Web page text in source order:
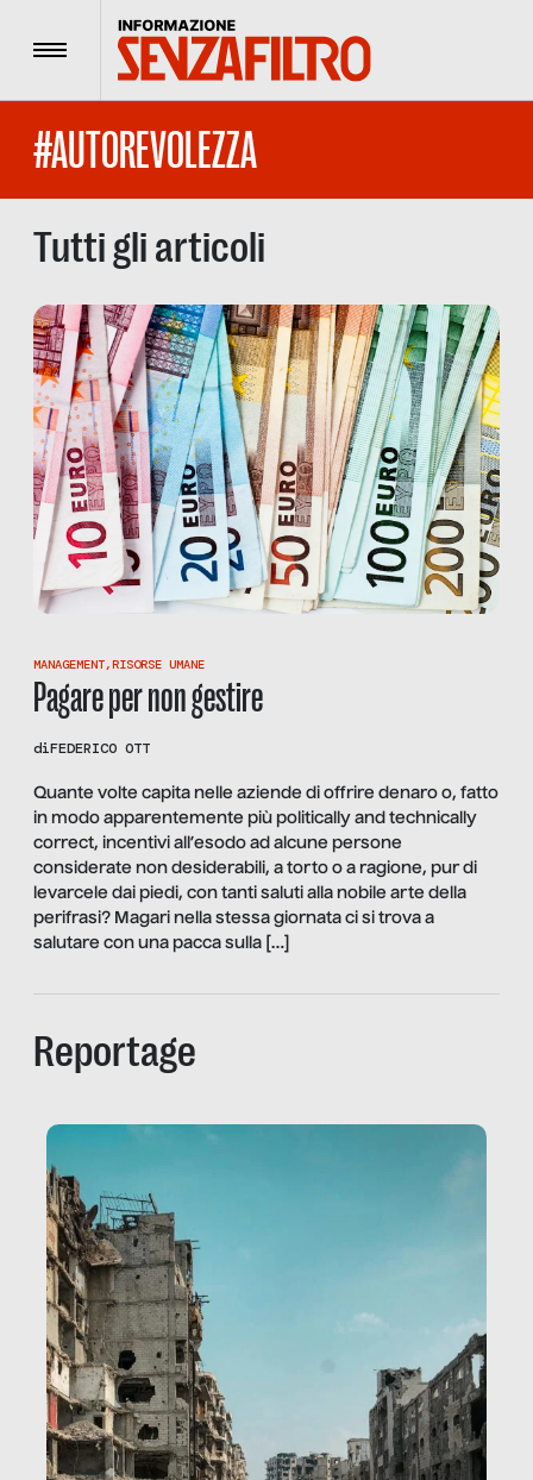
Menu
#AUTOREVOLEZZA
Tutti gli articoli
MANAGEMENT,RISORSE UMANE
Pagare per non gestire
diFEDERICO OTT
Quante volte capita nelle aziende di offrire denaro o, fatto
in modo apparentemente più politically and technically
correct, incentivi all’esodo ad alcune persone
considerate non desiderabili, a torto o a ragione, pur di
levarcele dai piedi, con tanti saluti alla nobile arte della
perifrasi? Magari nella stessa giornata ci si trova a
salutare con una pacca sulla […]
Reportage